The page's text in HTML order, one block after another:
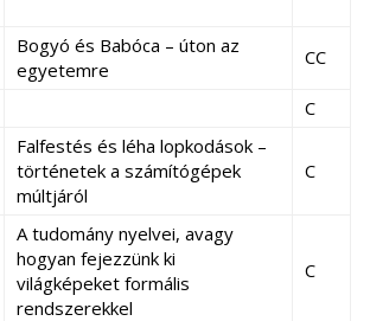
Bogyó és Babóca – úton az
egyetemre
CC
C
Falfestés és léha lopkodások –
történetek a számítógépek
múltjáról
C
A tudomány nyelvei, avagy
hogyan fejezzünk ki
világképeket formális
rendszerekkel
C